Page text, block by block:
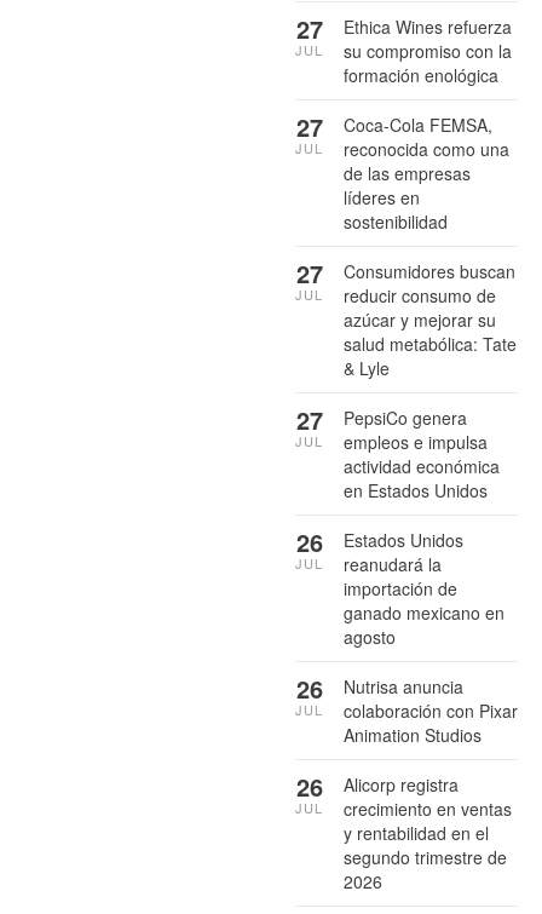
Ethica Wines refuerza
su compromiso con la
formación enológica
27
JUL
Coca-Cola FEMSA,
reconocida como una
de las empresas
líderes en
sostenibilidad
27
JUL
Consumidores buscan
reducir consumo de
azúcar y mejorar su
salud metabólica: Tate
& Lyle
27
JUL
PepsiCo genera
empleos e impulsa
actividad económica
en Estados Unidos
27
JUL
Estados Unidos
reanudará la
importación de
ganado mexicano en
agosto
26
JUL
Nutrisa anuncia
colaboración con Pixar
Animation Studios
26
JUL
Alicorp registra
crecimiento en ventas
y rentabilidad en el
segundo trimestre de
2026
26
JUL